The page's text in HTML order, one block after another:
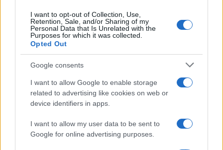
I want to opt-out of Collection, Use,
Retention, Sale, and/or Sharing of my
Personal Data that Is Unrelated with the
Purposes for which it was collected.
Opted Out
Google consents
I want to allow Google to enable storage
related to advertising like cookies on web or
device identifiers in apps.
I want to allow my user data to be sent to
Google for online advertising purposes.
Tributación de criptoactivos y carteras bajo el impuesto a
Diego Martín · 2 Ago 2026